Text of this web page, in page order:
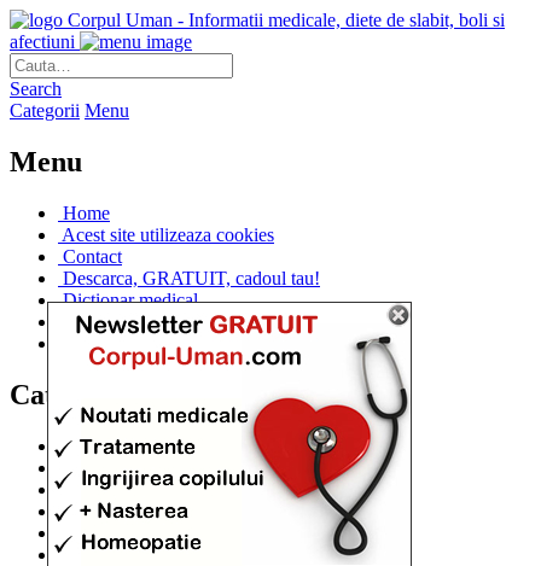
Corpul Uman - Informatii medicale, diete de slabit, boli si
afectiuni
Search
Categorii Menu
Menu
Home
Acest site utilizeaza cookies
Contact
Descarca, GRATUIT, cadoul tau!
Dictionar medical
Dr. Cristina IANUC
Linkuri utile
Categorii
Diete si cure de slabire
(706)
Afectiuni si Boli
(401)
Corpul de la A la Z(315)
Medicina Naturista
Anatomie
(295)
Alimentatia(259)